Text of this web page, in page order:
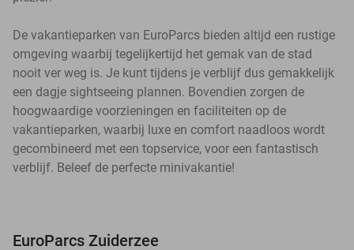
De vakantieparken van EuroParcs bieden altijd een rustige
omgeving waarbij tegelijkertijd het gemak van de stad
nooit ver weg is. Je kunt tijdens je verblijf dus gemakkelijk
een dagje sightseeing plannen. Bovendien zorgen de
hoogwaardige voorzieningen en faciliteiten op de
vakantieparken, waarbij luxe en comfort naadloos wordt
gecombineerd met een topservice, voor een fantastisch
verblijf. Beleef de perfecte minivakantie!
EuroParcs Zuiderzee